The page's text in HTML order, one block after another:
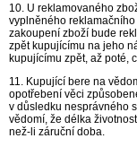
10. U reklamovaného
vyplněného
zakoupení zboží bude
zpět kupujícímu na jeho
kupujícímu zpět, až poté,
11. Kupující bere na
opotřebení věci
v důsledku nesprávného
vědomí, že délka
než-li záruční doba.